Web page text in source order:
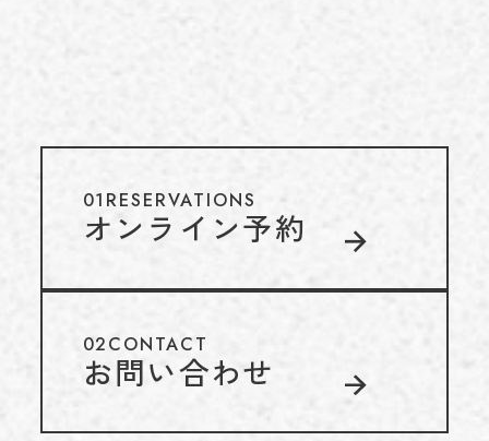
01 RESERVATIONS
オンライン予約
02CONTACT
お問い合わせ